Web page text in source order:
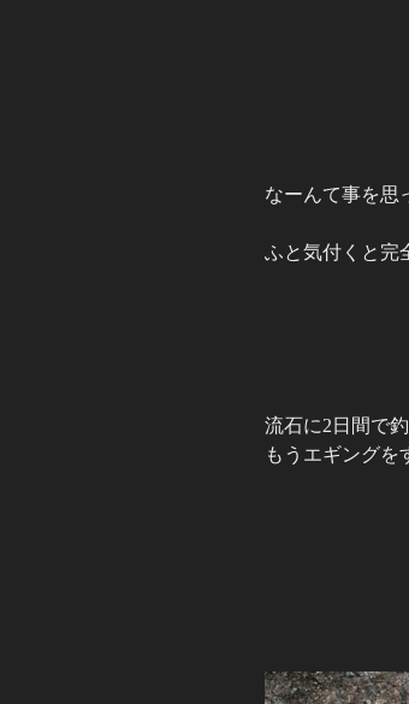
なーんて事を思
ふと気付くと完
流石に2日間で
もうエギングを